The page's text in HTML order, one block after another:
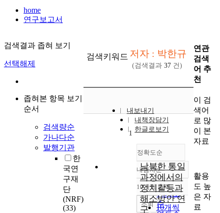
home
연구보고서
검색결과 좁혀 보기
선택해제
좁혀본 항목 보기
순서
검색량순
가나다순
발행기관
한
국연
구재
단
(NRF)
(33)
검색키워드 저자 : 박한규
(검색결과 37 건)
내보내기
내책장담기
한글로보기
정확도순
정확도
순
인기도
순
내림차순
내림차순
10개씩 출력
10개씩
조회
1
남북한 통일
과정에서의
정치갈등과
해소방안 연
구
연관
검색
어 추
천
이 검
색어
로 많
이 본
자료
활용
도 높
은 자
료